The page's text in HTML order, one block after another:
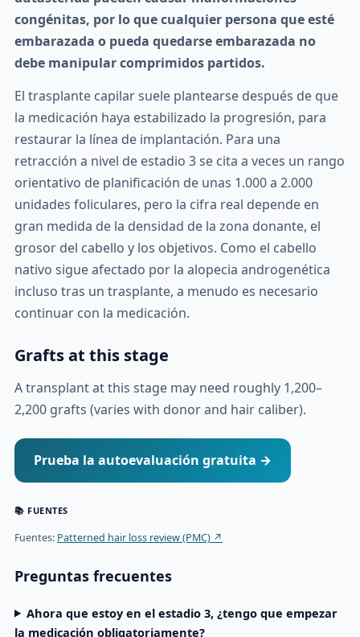
congénitas, por lo que cualquier persona que esté
embarazada o pueda quedarse embarazada no
debe manipular comprimidos partidos.
El trasplante capilar suele plantearse después de que
la medicación haya estabilizado la progresión, para
restaurar la línea de implantación. Para una
retracción a nivel de estadio 3 se cita a veces un rango
orientativo de planificación de unas 1.000 a 2.000
unidades foliculares, pero la cifra real depende en
gran medida de la densidad de la zona donante, el
grosor del cabello y los objetivos. Como el cabello
nativo sigue afectado por la alopecia androgenética
incluso tras un trasplante, a menudo es necesario
continuar con la medicación.
Grafts at this stage
A transplant at this stage may need roughly 1,200–
2,200 grafts (varies with donor and hair caliber).
Prueba la autoevaluación gratuita →
📚 FUENTES
Fuentes: Patterned hair loss review (PMC) ↗
Preguntas frecuentes
Ahora que estoy en el estadio 3, ¿tengo que empezar
la medicación obligatoriamente?